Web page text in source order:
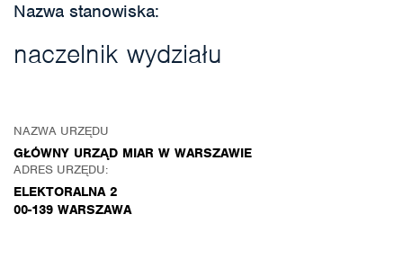
Nazwa stanowiska:
naczelnik wydziału
NAZWA URZĘDU
GŁÓWNY URZĄD MIAR W WARSZAWIE
ADRES URZĘDU:
ELEKTORALNA 2
00-139 WARSZAWA